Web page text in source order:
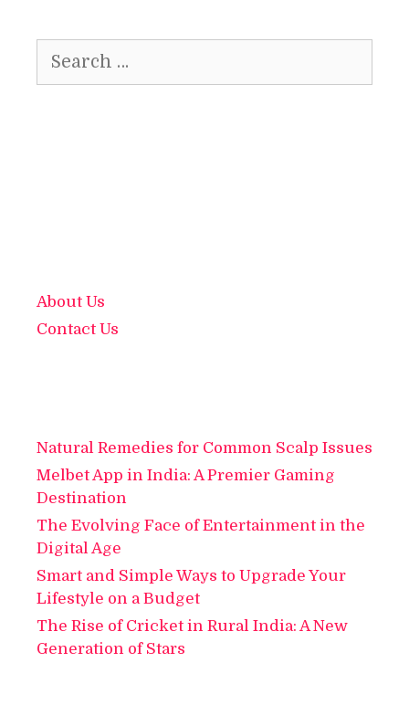
for:
About Us
Contact Us
Natural Remedies for Common Scalp Issues
Melbet App in India: A Premier Gaming
Destination
The Evolving Face of Entertainment in the
Digital Age
Smart and Simple Ways to Upgrade Your
Lifestyle on a Budget
The Rise of Cricket in Rural India: A New
Generation of Stars